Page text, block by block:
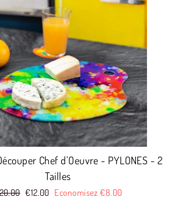
Chef d'Oeuvre - PYLONES - 2
Tailles
Prix
€12.00 Economisez €8.00